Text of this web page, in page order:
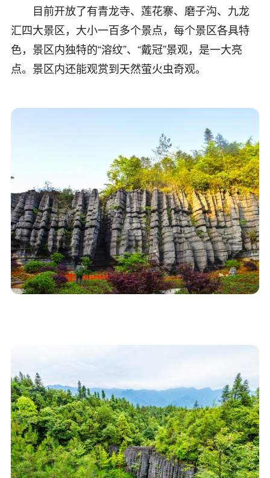
目前开放了有青龙寺、莲花寨、磨子沟、九龙
汇四大景区，大小一百多个景点，每个景区各具特
色，景区内独特的“溶纹”、“戴冠”景观，是一大亮
点。景区内还能观赏到天然萤火虫奇观。